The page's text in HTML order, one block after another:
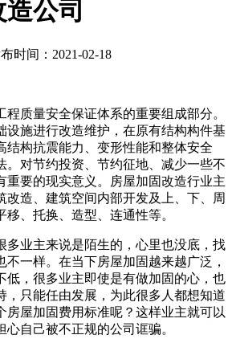
公司
时间：2021-02-18
质量安全保证体系的重要组成部分。
设施进行改造维护，在原有结构构件基
结构抗震能力、变形性能和整体安全
。对节约投资、节约征地、减少一些不
重要的现实意义。房屋加固改造行业主
改造、建筑空间内部开发及上、下、周
、托换、造型、连通性等。
多业主来说是陌生的，心里也没底，找
不一样。在当下房屋加固越来越广泛，
低，很多业主即使是有做加固的心，也
，只能任由发展，为此很多人都想知道
房屋加固费用标准呢？这样业主就可以
心自己被不正规的公司诓骗。